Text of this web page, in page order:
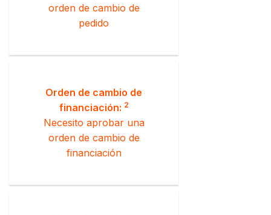
orden de cambio de
pedido
Orden de cambio de
financiación: 2
Necesito aprobar una
orden de cambio de
financiación